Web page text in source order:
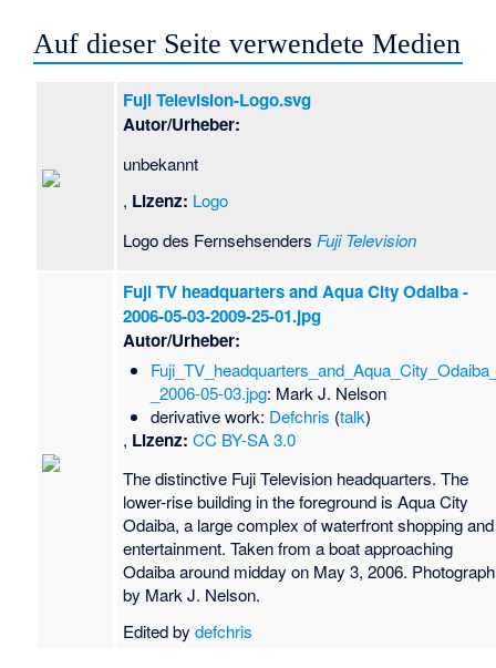
Auf dieser Seite verwendete Medien
Fuji Television-Logo.svg
Autor/Urheber:
unbekannt
, Lizenz: Logo
Logo des Fernsehsenders Fuji Television
Fuji TV headquarters and Aqua City Odaiba -
2006-05-03-2009-25-01.jpg
Autor/Urheber:
_2006-05-03.jpg: Mark J. Nelson
derivative work: Defchris (talk)
, Lizenz: CC BY-SA 3.0
The distinctive Fuji Television headquarters. The
lower-rise building in the foreground is Aqua City
Odaiba, a large complex of waterfront shopping and
entertainment. Taken from a boat approaching
Odaiba around midday on May 3, 2006. Photograph
by Mark J. Nelson.
Edited bydefchris